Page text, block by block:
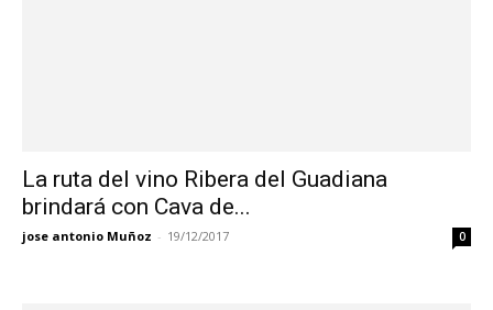
La ruta del vino Ribera del Guadiana
brindará con Cava de...
jose antonio Muñoz - 19/12/2017 0